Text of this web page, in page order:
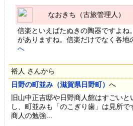
なおきち（古旅管理人）
信楽といえばたぬきの陶器ですよね
がありますね。信楽だけでなく各地
へ
裕人 さんから
日野の町並み（滋賀県日野町） へ
旧山中正吉邸や日野商人館はすごい
し、町並みも「のこぎり歯」は見所
商人の勉強…